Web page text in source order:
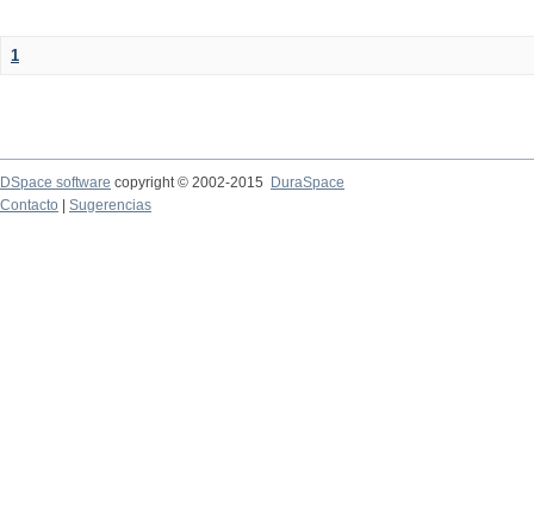
1
DSpace software copyright © 2002-2015
DuraSpace
Contacto
Sugerencias